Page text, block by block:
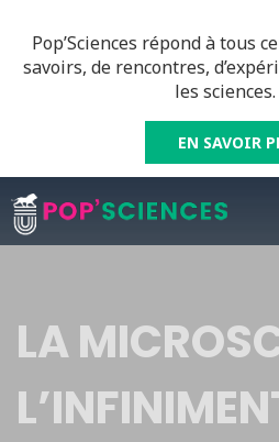
Pop’Sciences répond à tous
savoirs, de rencontres,
les sciences.
EN SAVOIR
LA